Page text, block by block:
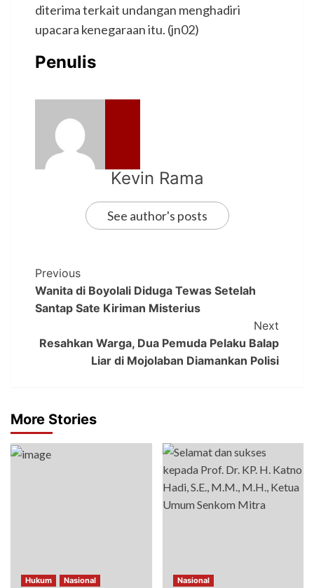
diterima terkait undangan menghadiri
upacara kenegaraan itu. (jn02)
Penulis
Kevin Rama
See author's posts
Previous
Wanita di Boyolali Diduga Tewas Setelah
Santap Sate Kiriman Misterius
Next
Resahkan Warga, Dua Pemuda Pelaku Balap
Liar di Mojolaban Diamankan Polisi
More Stories
Hukum Nasional Nasional